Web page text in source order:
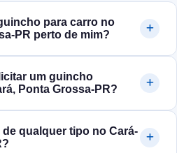
para carro no
perto de mim?
um guincho
Ponta Grossa‑PR?
qualquer tipo no Cará-